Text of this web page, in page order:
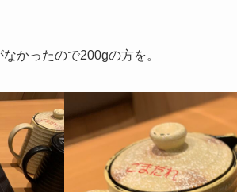
かったので200gの方を。